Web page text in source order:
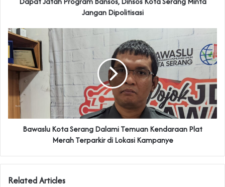
Jangan Dipolitisasi
Bawaslu Kota Serang Dalami Temuan Kendaraan Plat
Merah Terparkir di Lokasi Kampanye
Related Articles